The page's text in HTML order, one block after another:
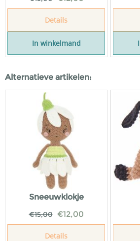
Details
In winkelmand
Alternatieve artikelen:
Sneeuwklokje
€15,00 €12,00
Details